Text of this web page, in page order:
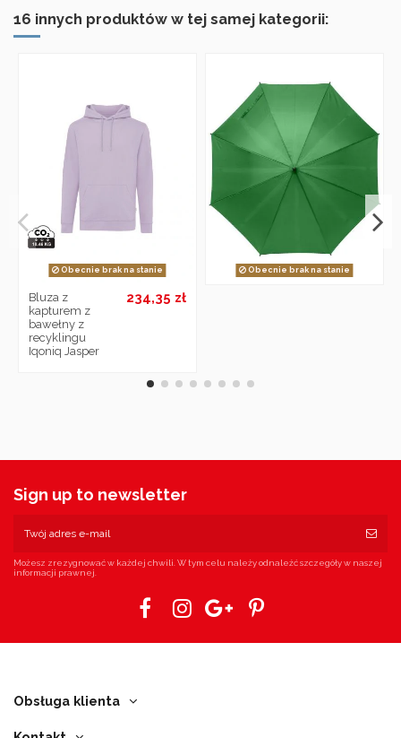
16 innych produktów w tej samej kategorii:
Obecnie brak na stanie
Bluza z
kapturem z
bawełny z
recyklingu
Iqoniq Jasper
234,35 zł
Obecnie brak na stanie
Sign up to newsletter
Możesz zrezygnować w każdej chwili. W tym celu należy odnaleźć szczegóły w naszej
informacji prawnej.
Obsługa klienta